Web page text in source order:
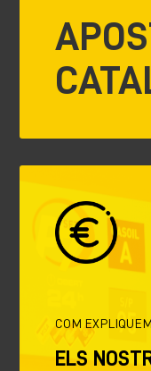
COM EXPLIQUEM
ELS